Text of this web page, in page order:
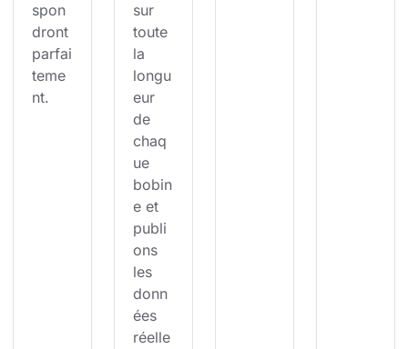
spon
dront
parfai
teme
nt.
sur
toute
la
longu
eur
de
chaq
ue
bobin
e et
publi
ons
les
donn
ées
réelle